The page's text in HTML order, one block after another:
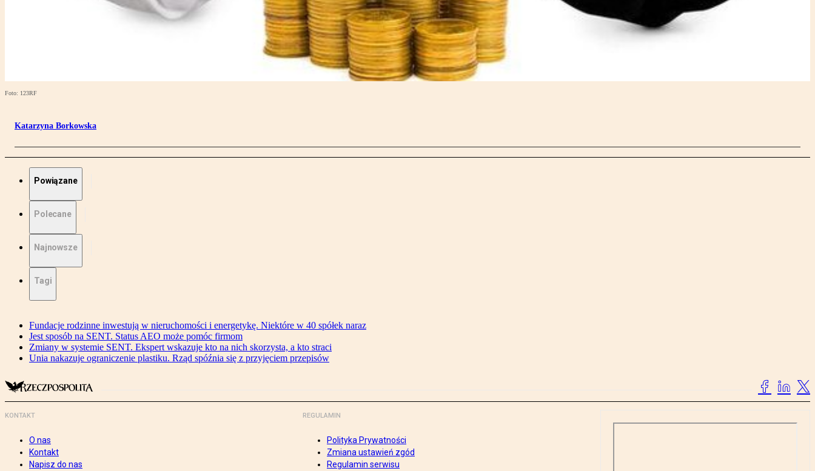
Foto: 123RF
Katarzyna Borkowska
Powiązane
Polecane
Najnowsze
Tagi
Fundacje rodzinne inwestują w nieruchomości i energetykę. Niektóre w 40 spółek naraz
Jest sposób na SENT. Status AEO może pomóc firmom
Zmiany w systemie SENT. Ekspert wskazuje kto na nich skorzysta, a kto straci
Unia nakazuje ograniczenie plastiku. Rząd spóźnia się z przyjęciem przepisów
KONTAKT
O nas
Kontakt
Napisz do nas
REGULAMIN
Polityka Prywatności
Zmiana ustawień zgód
Regulamin serwisu